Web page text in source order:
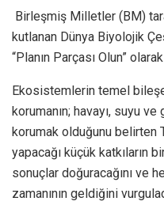
Birleşmiş Milletler (BM)
kutlanan Dünya Biyolojik
“Planın Parçası Olun”
Ekosistemlerin temel
korumanın; havayı, suyu ve
korumak olduğunu belirten
yapacağı küçük katkıların
sonuçlar doğuracağını ve
zamanının geldiğini